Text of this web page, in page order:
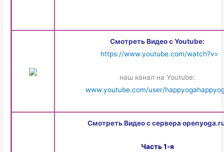
Смотреть Видео с Youtube:
https://www.youtube.com/watch?v=
наш канал на Youtube:
www.youtube.com/user/
Смотреть Видео с сервера
Часть 1-я